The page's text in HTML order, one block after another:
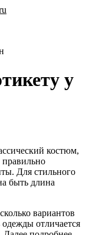
у
костюм,
Для стильного
быть длина
вариантов
одежды отличается